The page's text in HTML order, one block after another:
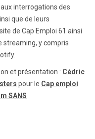
interrogations des
que de leurs
de Cap Emploi 61 ainsi
streaming, y compris
et présentation : Cédric
pour le Cap emploi
SANS